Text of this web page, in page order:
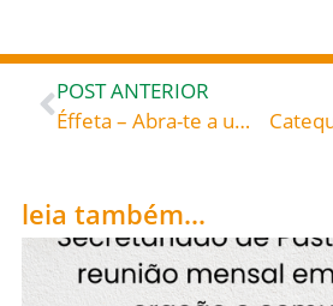
POST ANTERIOR
Éffeta – Abra-te a um novo tempo! – Encontro em Navegantes – Divulgue você também! E não perca!
leia também...